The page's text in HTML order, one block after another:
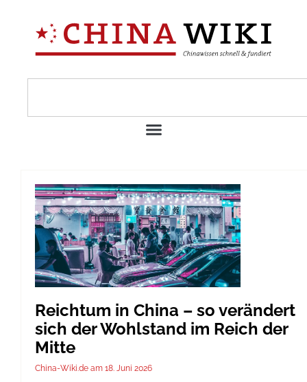
Reichtum in China – so verändert
sich der Wohlstand im Reich der
Mitte
China-Wiki.de 18. Juni 2026